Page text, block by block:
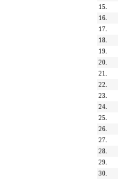
15.
16.
17.
18.
19.
20.
21.
22.
23.
24.
25.
26.
27.
28.
29.
30.